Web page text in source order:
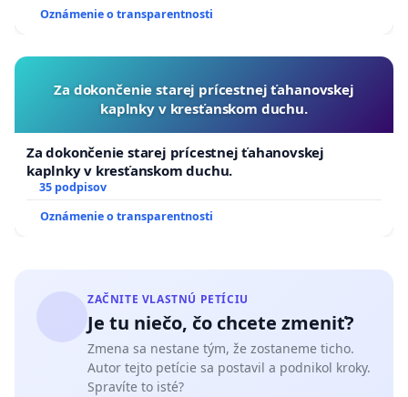
Oznámenie o transparentnosti
Za dokončenie starej prícestnej ťahanovskej
kaplnky v kresťanskom duchu.
Za dokončenie starej prícestnej ťahanovskej
kaplnky v kresťanskom duchu.
35 podpisov
Oznámenie o transparentnosti
ZAČNITE VLASTNÚ PETÍCIU
Je tu niečo, čo chcete zmeniť?
Zmena sa nestane tým, že zostaneme ticho.
Autor tejto petície sa postavil a podnikol kroky.
Spravíte to isté?